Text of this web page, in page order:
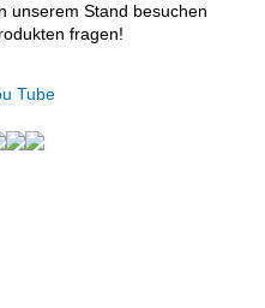
unserem Stand besuchen
fragen!
Tube